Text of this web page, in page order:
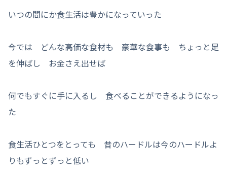
いつの間にか食生活は豊かになっていった
今では どんな高価な食材も 豪華な食事も ちょっと足
を伸ばし お金さえ出せば
何でもすぐに手に入るし 食べることができるようになっ
た
食生活ひとつをとっても 昔のハードルは今のハードルよ
りもずっとずっと低い